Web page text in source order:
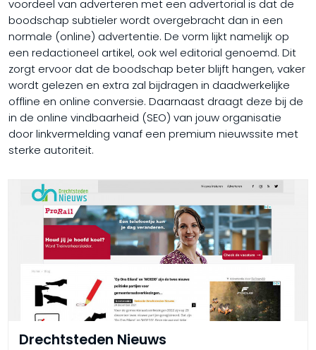
voordeel van adverteren met een advertorial is dat de
boodschap subtieler wordt overgebracht dan in een
normale (online) advertentie. De vorm lijkt namelijk op
een redactioneel artikel, ook wel editorial genoemd. Dit
zorgt ervoor dat de boodschap beter blijft hangen, vaker
wordt gelezen en extra zal bijdragen in daadwerkelijke
offline en online conversie. Daarnaast draagt deze bij de
in de online vindbaarheid (SEO) van jouw organisatie
door linkvermelding vanaf een premium nieuwssite met
sterke autoriteit.​
Drechtsteden Nieuws